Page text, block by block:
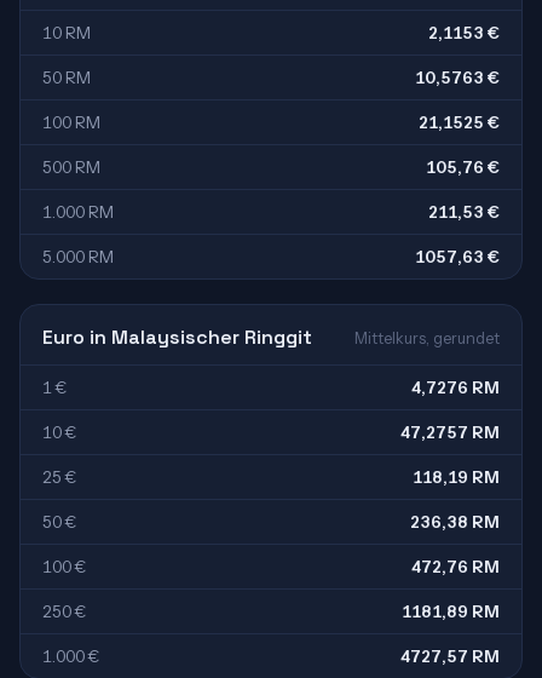
10 RM 2,1153 €
50 RM 10,5763 €
100 RM 21,1525 €
500 RM 105,76 €
1.000 RM 211,53 €
5.000 RM 1057,63 €
Euro in Malaysischer Ringgit Mittelkurs, gerundet
1 € 4,7276 RM
10 € 47,2757 RM
25 € 118,19 RM
50 € 236,38 RM
100 € 472,76 RM
250 € 1181,89 RM
1.000 € 4727,57 RM